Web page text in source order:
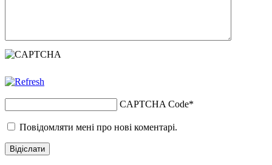
CAPTCHA Code*
Повідомляти мені про нові коментарі.